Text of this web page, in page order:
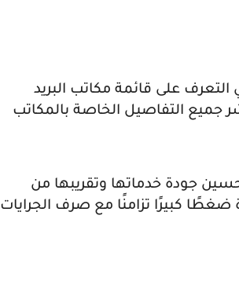
التعرف على قائمة مكاتب البريد
جميع التفاصيل الخاصة بالمكاتب
جودة خدماتها وتقريبها من
ضغطًا كبيرًا تزامنًا مع صرف الجرايات